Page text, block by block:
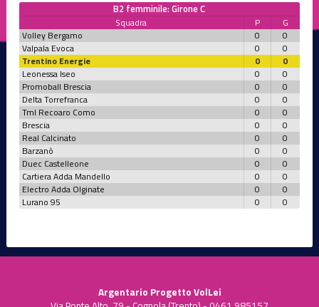
B2 femminile: Girone C
Squadra P
G
Volley Bergamo
0
0
Valpala Evoca
0
0
Trentino Energie
0
0
Leonessa Iseo
0
0
Promoball Brescia
0
0
Delta Torrefranca
0
0
Tml Recoaro Como
0
0
Brescia
0
0
Real Calcinato
0
0
Barzanò
0
0
Duec Castelleone
0
0
Cartiera Adda Mandello
0
0
Electro Adda Olginate
0
0
Lurano 95
0 0
Argentario Progetto VolLei